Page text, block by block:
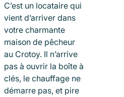
C’est un locataire qui
vient d’arriver dans
votre charmante
maison de pêcheur
au Crotoy. Il n’arrive
pas à ouvrir la boîte à
clés, le chauffage ne
démarre pas, et pire